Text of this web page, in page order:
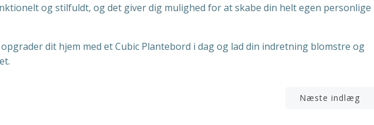
og stilfuldt, og det giver dig mulighed for at skabe din helt egen personlige
dit hjem med et Cubic Plantebord i dag og lad din indretning blomstre og
Indlægsnavigation
Næste indlæg